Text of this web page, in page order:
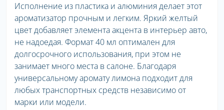
Исполнение из пластика и алюминия делает этот
ароматизатор прочным и легким. Яркий желтый
цвет добавляет элемента акцента в интерьер авто,
не надоедая. Формат 40 мл оптимален для
долгосрочного использования, при этом не
занимает много места в салоне. Благодаря
универсальному аромату лимона подходит для
любых транспортных средств независимо от
марки или модели.